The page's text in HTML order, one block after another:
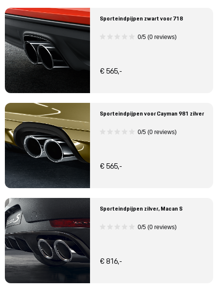
Sporteindpijpen zwart voor 718
0/5 (0 reviews)
€ 565,-
Sporteindpijpen voor Cayman 981 zilver
0/5 (0 reviews)
€ 565,-
Sporteindpijpen zilver, Macan S
0/5 (0 reviews)
€ 816,-